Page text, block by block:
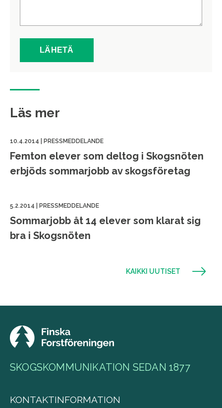
Läs mer
10.4.2014 PRESSMEDDELANDE
Femton elever som deltog i Skogsnöten
erbjöds sommarjobb av skogsföretag
5.2.2014 PRESSMEDDELANDE
Sommarjobb åt 14 elever som klarat sig
bra i Skogsnöten
KAIKKI UUTISET
SKOGSKOMMUNIKATION SEDAN 1877
KONTAKTINFORMATION